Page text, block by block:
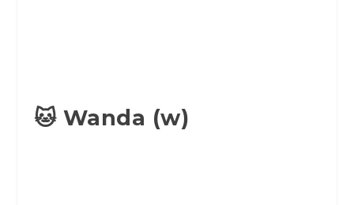
🐱 Wanda (w)